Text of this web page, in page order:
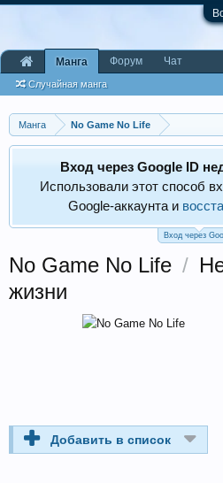
Манга No Game No Life
Вход через Google ID
Использовали этот способ
Google‑аккаунта и
Вход через
No Game No Life /
жизни
Добавить в список
Манга
Случайная манга
Форум Чат